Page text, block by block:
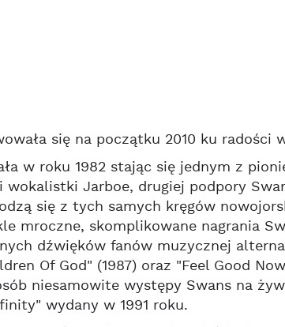
się na początku 2010 ku radości
w roku 1982 stając się jednym z
Jarboe, drugiej podpory
się z tych samych kręgów
mroczne, skomplikowane nagrania
dźwięków fanów muzycznej
Of God" (1987) oraz "Feel Good
niesamowite występy Swans na
wydany w 1991 roku.